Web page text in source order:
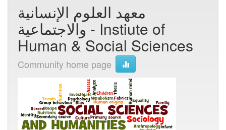
معهد العلوم اﻹنسانية
والاجتماعية - Instiute of
Human & Social Sciences
Community home page